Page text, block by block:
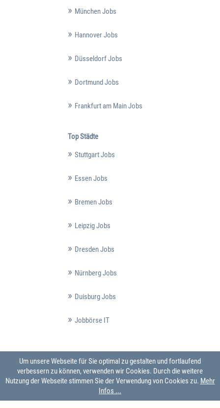
München Jobs
Hannover Jobs
Düsseldorf Jobs
Dortmund Jobs
Frankfurt am Main Jobs
Top Städte
Stuttgart Jobs
Essen Jobs
Bremen Jobs
Leipzig Jobs
Dresden Jobs
Nürnberg Jobs
Duisburg Jobs
Jobbörse IT
Um unsere Webseite für Sie optimal zu gestalten und fortlaufend
verbessern zu können, verwenden wir Cookies. Durch die weitere
Nutzung der Webseite stimmen Sie der Verwendung von Cookies zu. Mehr
Infos ...